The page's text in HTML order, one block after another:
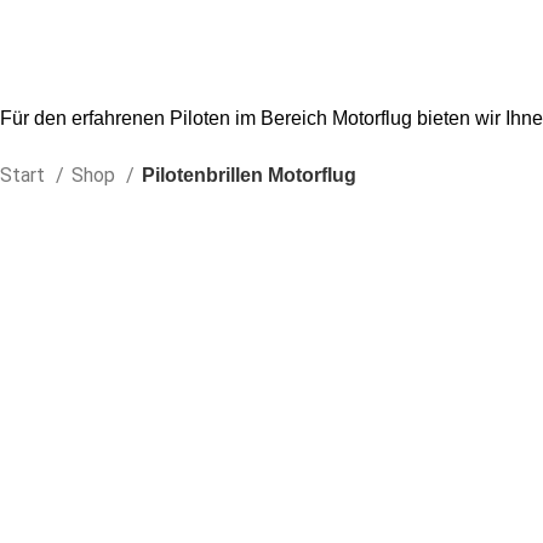
Für den erfahrenen Piloten im Bereich Motorflug bieten wir
Start Shop Pilotenbrillen Motorflug